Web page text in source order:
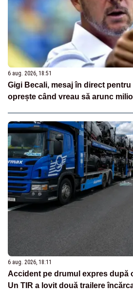
6 aug. 2026, 18:51
Gigi Becali, mesaj în direct pentru
oprește când vreau să arunc
6 aug. 2026, 18:11
Accident pe drumul expres după
Un TIR a lovit două trailere